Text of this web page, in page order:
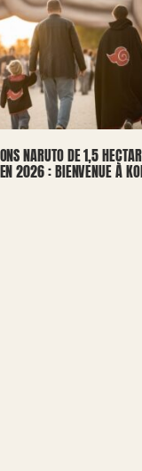
NARUTO DE 1,5
2026 : BIENVENUE À